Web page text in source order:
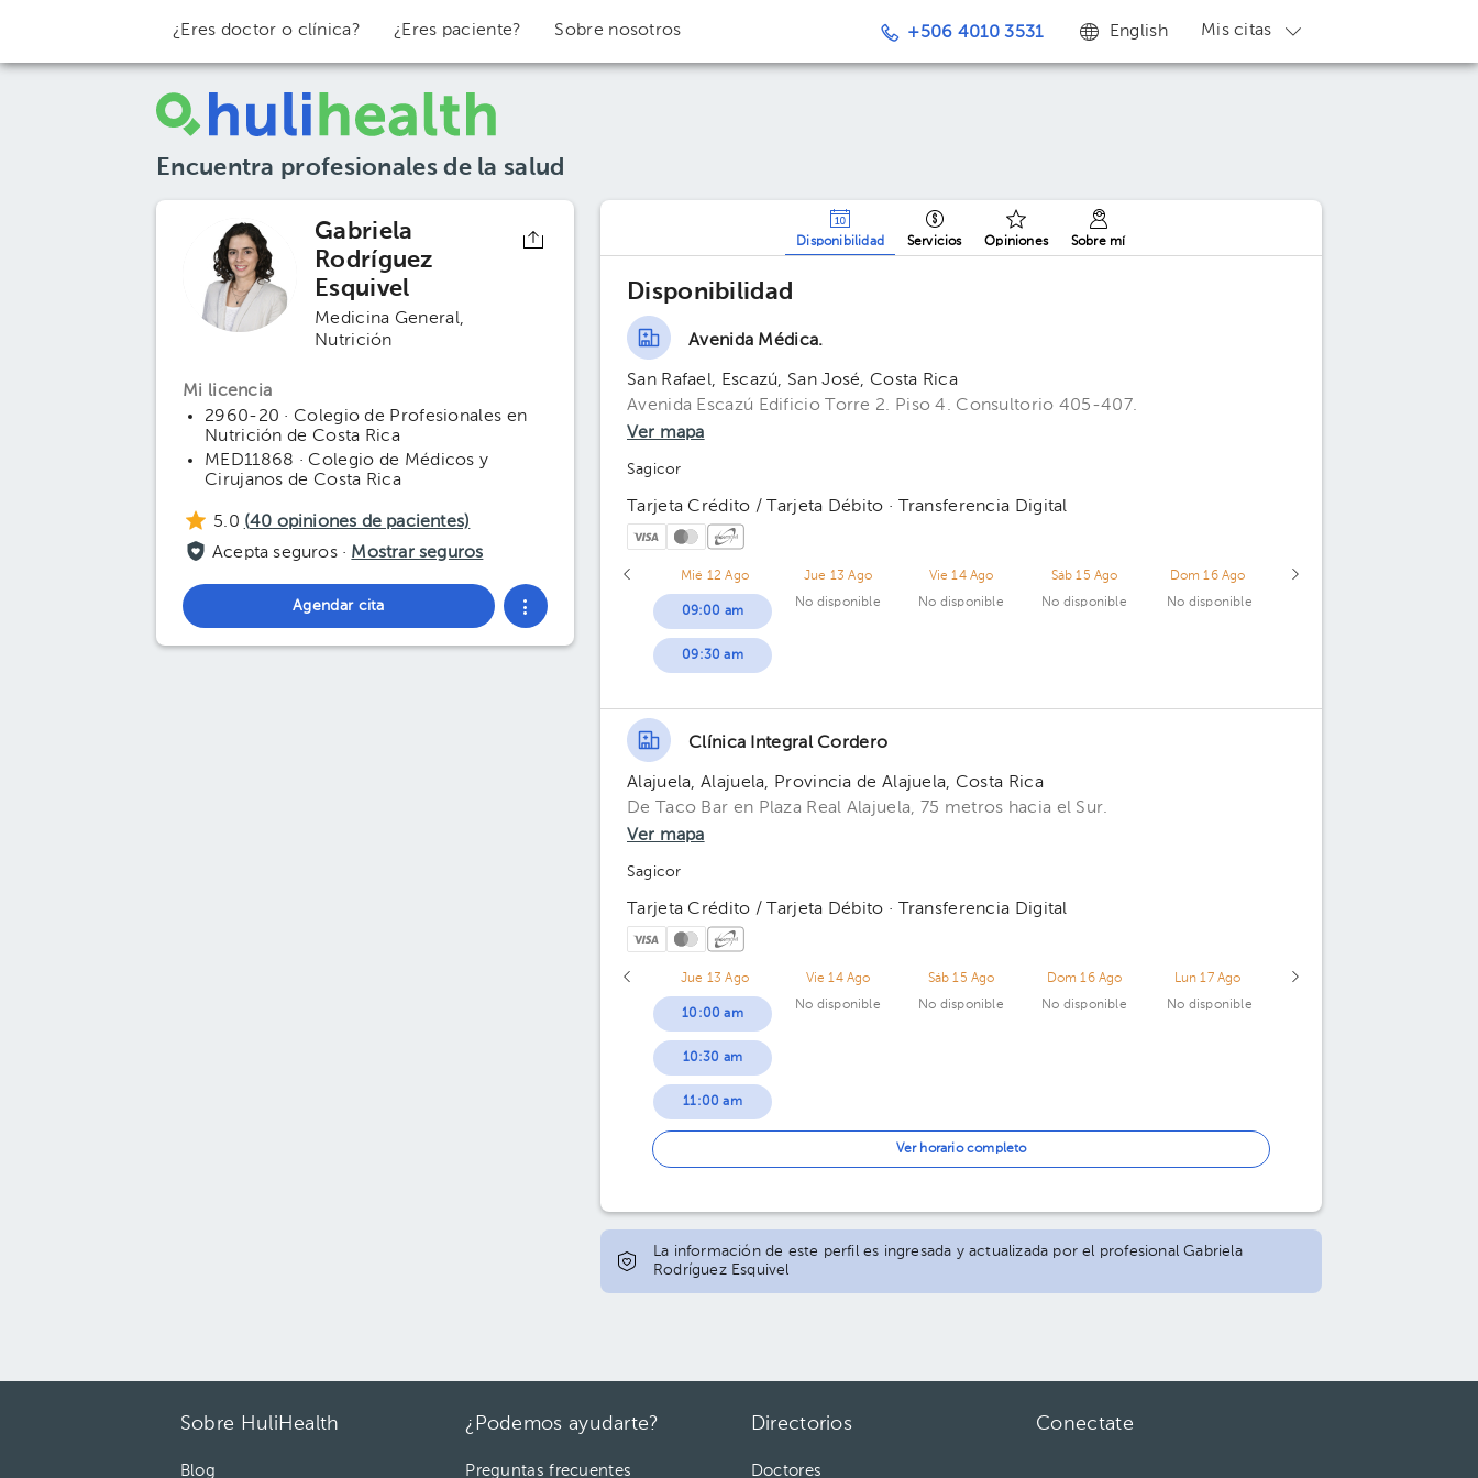
¿Eres doctor o clínica? ¿Eres paciente? Sobre nosotros +506 4010 3531 English Mis citas
Encuentra profesionales de la salud
Gabriela
Rodríguez
Esquivel
Medicina General
Nutrición
Mi licencia
2960-20 · Colegio de Profesionales en
Nutrición de Costa Rica
MED11868 · Colegio de Médicos y
Cirujanos de Costa Rica
5.0 (40 opiniones de pacientes)
Acepta seguros · Mostrar seguros
Agendar cita
Disponibilidad Servicios Opiniones Sobre mí
Disponibilidad
Avenida Médica.
San Rafael, Escazú, San José, Costa Rica
Avenida Escazú Edificio Torre 2. Piso 4. Consultorio 405-407.
Ver mapa
Sagicor
Tarjeta Crédito / Tarjeta Débito · Transferencia Digital
Mié 12 Ago
09:00 am
09:30 am
Jue 13 Ago
No disponible
Vie 14 Ago
No disponible
Sáb 15 Ago
No disponible
Dom 16 Ago
No disponible
Clínica Integral Cordero
Alajuela, Alajuela, Provincia de Alajuela, Costa Rica
De Taco Bar en Plaza Real Alajuela, 75 metros hacia el Sur.
Ver mapa
Sagicor
Tarjeta Crédito / Tarjeta Débito · Transferencia Digital
Jue 13 Ago
10:00 am
10:30 am
11:00 am
12:30 pm
01:00 pm
Vie 14 Ago
No disponible
Sáb 15 Ago
No disponible
Dom 16 Ago
No disponible
Lun 17 Ago
No disponible
Ver horario completo
La información de este perfil es ingresada y actualizada por el profesional Gabriela
Rodríguez Esquivel
Sobre HuliHealth
Blog
¿Podemos ayudarte?
Preguntas frecuentes
Directorios
Doctores
Conectate